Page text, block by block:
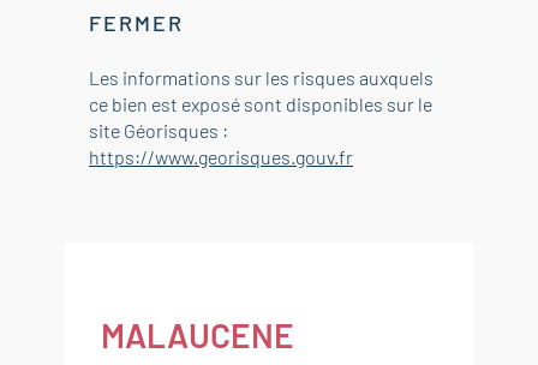
FERMER
Les informations sur les risques auxquels
ce bien est exposé sont disponibles sur le
site Géorisques :
https://www.georisques.gouv.fr
MALAUCENE